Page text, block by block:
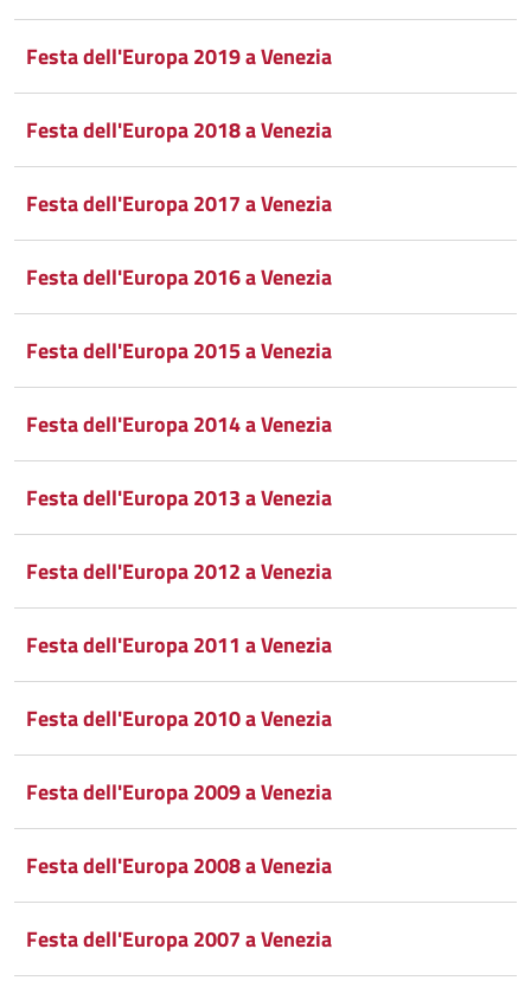
Festa dell'Europa 2019 a Venezia
Festa dell'Europa 2018 a Venezia
Festa dell'Europa 2017 a Venezia
Festa dell'Europa 2016 a Venezia
Festa dell'Europa 2015 a Venezia
Festa dell'Europa 2014 a Venezia
Festa dell'Europa 2013 a Venezia
Festa dell'Europa 2012 a Venezia
Festa dell'Europa 2011 a Venezia
Festa dell'Europa 2010 a Venezia
Festa dell'Europa 2009 a Venezia
Festa dell'Europa 2008 a Venezia
Festa dell'Europa 2007 a Venezia